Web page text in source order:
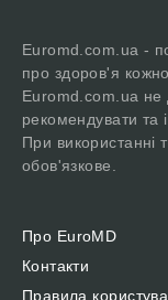
Euromd.com.ua -
про здоров'я
Euromd.com.ua не
рекомендувати та
При використанні
обов'язкове.
Про EuroMD
Контакти
Правила